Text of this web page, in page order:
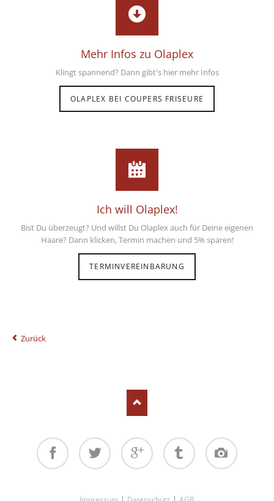
Mehr Infos zu Olaplex
Klingt spannend? Dann gibt's hier mehr Infos
OLAPLEX BEI COUPERS FRISEURE
Ich will Olaplex!
Bist Du überzeugt? Und willst Du Olaplex auch für Deine eigenen
Haare? Dann klicken, Termin machen und 5% sparen!
TERMINVEREINBARUNG
Zurück
Navigation